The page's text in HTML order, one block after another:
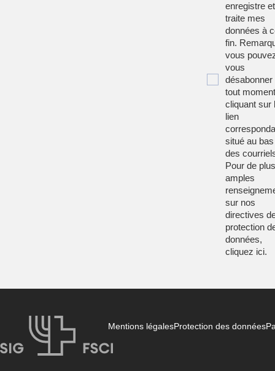
enregistre et
traite mes
données à
fin.
vous
vous
désabonner
tout
cliquant sur
lien
situé au bas
des
Pour de plus
amples
sur nos
directives
protection
données,
cliquez ici.
Mentions légalesProtection des données